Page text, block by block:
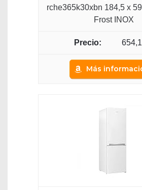
rche365k30xbn 184,5 x
Frost INOX
Más